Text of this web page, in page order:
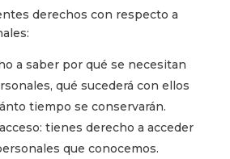
derechos con respecto a
a saber por qué se necesitan
qué sucederá con ellos
tiempo se conservarán.
tienes derecho a acceder
que conocemos.